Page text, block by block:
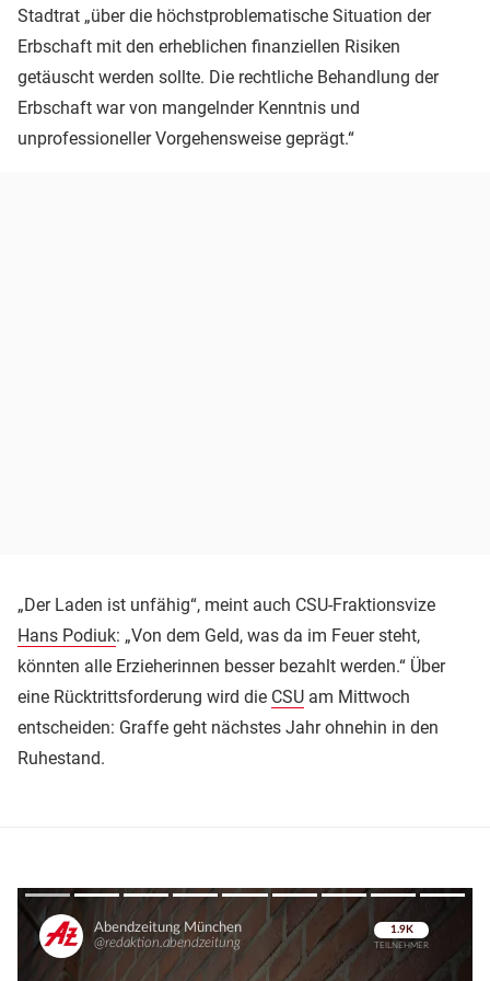
Stadtrat „über die höchstproblematische Situation der
Erbschaft mit den erheblichen finanziellen Risiken
getäuscht werden sollte. Die rechtliche Behandlung der
Erbschaft war von mangelnder Kenntnis und
unprofessioneller Vorgehensweise geprägt.“
„Der Laden ist unfähig“, meint auch CSU-Fraktionsvize
Hans Podiuk: „Von dem Geld, was da im Feuer steht,
könnten alle Erzieherinnen besser bezahlt werden.“ Über
eine Rücktrittsforderung wird die CSU am Mittwoch
entscheiden: Graffe geht nächstes Jahr ohnehin in den
Ruhestand.
Überspringen